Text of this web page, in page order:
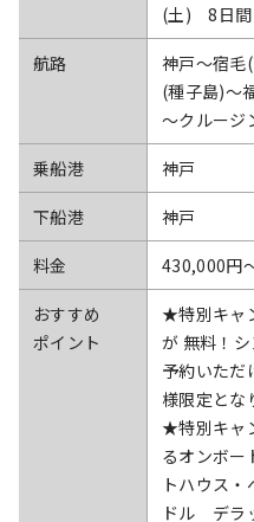
(土) 8日間
航路
神戸～宿毛
(種子島)～
～クルージ
乗船港 神戸
下船港 神戸
料金 430,000円
おすすめ
ポイント
★特別キャ
が 無料！
予約いた
様限定とな
★特別キャ
るオンボー
トハウス
ドル デラ